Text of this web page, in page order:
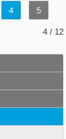
4 5
4 / 12